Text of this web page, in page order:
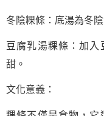
冬陰粿條：底湯為冬
豆腐乳湯粿條：加
甜。
文化意義：